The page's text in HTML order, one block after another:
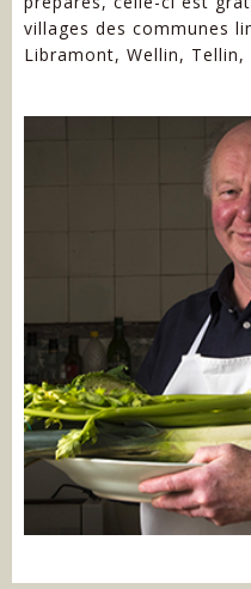
villages des communes
Libramont, Wellin,